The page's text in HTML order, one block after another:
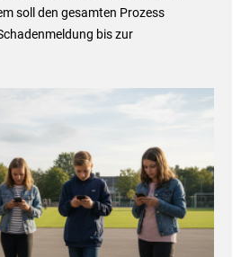
soll den gesamten Prozess
bis zur